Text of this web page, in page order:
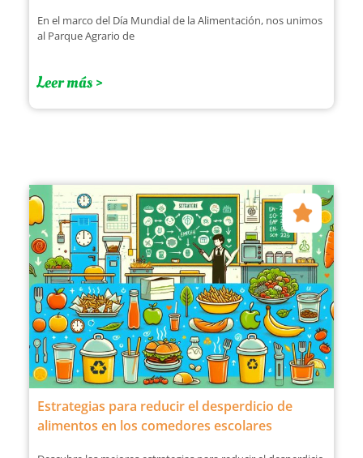
En el marco del Día Mundial de la Alimentación, nos unimos
al Parque Agrario de
Leer más >
Estrategias para reducir el desperdicio de
alimentos en los comedores escolares